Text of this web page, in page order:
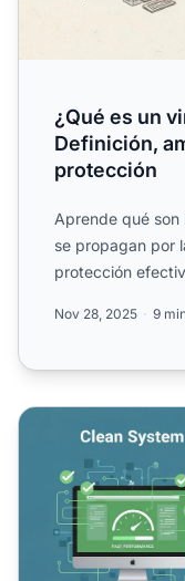
¿Qué es un
Definición,
protección
Aprende qué son
se propagan por
protección
Nov 28, 2025 9
¿El Adware Puede